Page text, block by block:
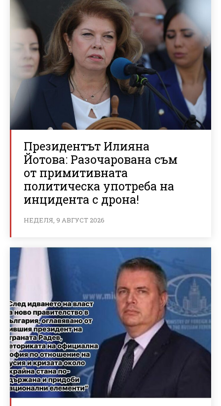
Президентът Илияна
Йотова: Разочарована съм
от примитивната
политическа употреба на
инцидента с дрона!
НЕДЕЛЯ, 9 АВГУСТ 2026